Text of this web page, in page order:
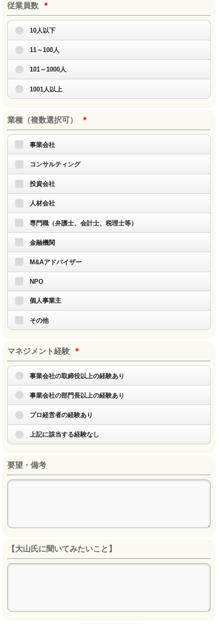
従業員数 *
10人以下
11～100人
101～1000人
1001人以上
業種（複数選択可） *
事業会社
コンサルティング
投資会社
人材会社
専門職（弁護士、会計士、税理士等）
金融機関
M&Aアドバイザー
NPO
個人事業主
その他
マネジメント経験 *
事業会社の取締役以上の経験あり
事業会社の部門長以上の経験あり
プロ経営者の経験あり
上記に該当する経験なし
要望・備考
【大山氏に聞いてみたいこと】